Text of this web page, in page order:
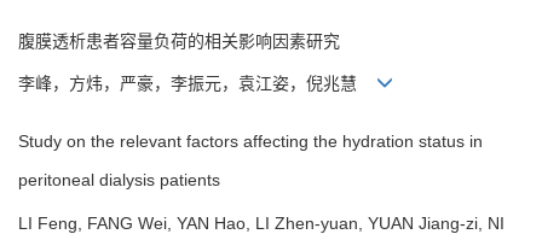
腹膜透析患者容量负荷的相关影响因素研究
李峰，方炜，严豪，李振元，袁江姿，倪兆慧
Study on the relevant factors affecting the hydration status in
peritoneal dialysis patients
LI Feng, FANG Wei, YAN Hao, LI Zhen-yuan, YUAN Jiang-zi, NI